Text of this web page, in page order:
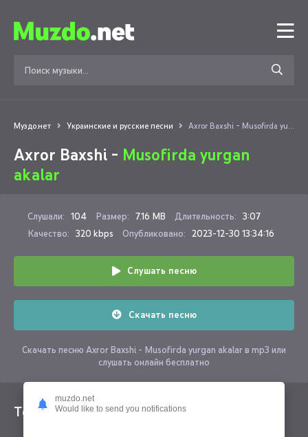
Муздо.нет Украинские и русские песни Axror Baxshi - Musofirda yurgan akalar
Axror Baxshi - Musofirda yurgan
akalar
Слушали: 104 Размер: 7.16 MB Длительность: 3:07
Качество: 320 kbps Опубликовано: 2023-12-30 13:34:16
Слушать песню
Скачать песню
Скачать песню Axror Baxshi - Musofirda yurgan akalar в mp3 или
слушать онлайн бесплатно
Текст песни
muzdo.net
Would like to send you notifications